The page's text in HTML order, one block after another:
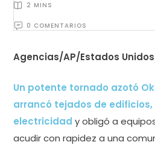
2 MINS
0 COMENTARIOS
Agencias/AP/Estados Unidos
Un potente tornado azotó
arrancó tejados de
electricidad y obligó a
acudir con rapidez a una